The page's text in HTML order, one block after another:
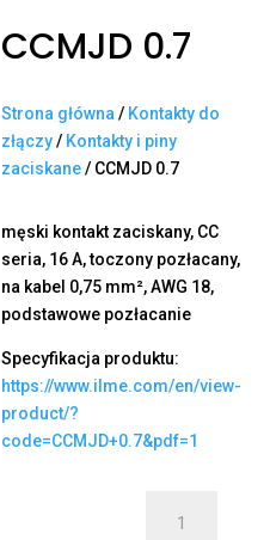
CCMJD 0.7
Strona główna / Kontakty do
złączy/ Kontakty i piny
zaciskane/ CCMJD 0.7
męski kontakt zaciskany, CC
seria, 16 A, toczony pozłacany,
na kabel 0,75 mm², AWG 18,
podstawowe pozłacanie
Specyfikacja produktu:
https://www.ilme.com/en/view-
product/?
code=CCMJD+0.7&pdf=1
CCMJD